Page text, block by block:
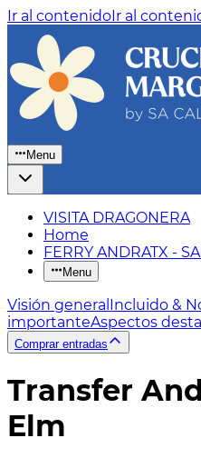
Ir al contenidoIr al
Menu
VISITA DRAGONERA
Home
FERRY ANDRATX -
Menu
Visión general Incluido &
importanteAspectos
Comprar entradas
Transfer
Elm